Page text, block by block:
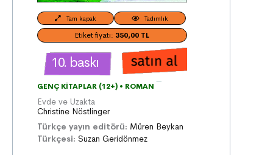
Tam kapak Tadımlık
Etiket fiyatı: 350,00 TL
10. baskı
GENÇ KITAPLAR (12+) • ROMAN
Evde ve Uzakta
Christine Nöstlinger
Türkçe yayın editörü: Müren Beykan
Türkçesi: Suzan Geridönmez